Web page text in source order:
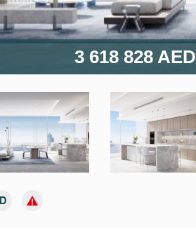
3 618 828 AED